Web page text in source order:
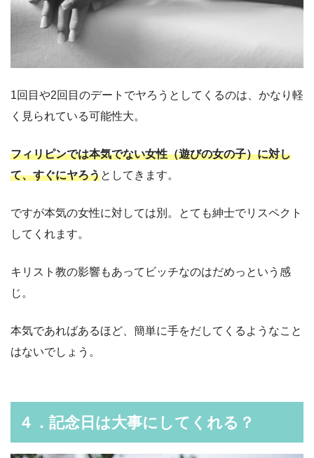
1回目や2回目のデートでヤろうとしてくるのは、かなり軽
く見られている可能性大。
フィリピンでは本気でない女性（遊びの女の子）に対し
て、すぐにヤろうとしてきます。
ですが本気の女性に対しては別。とても紳士でリスペクト
してくれます。
キリスト教の影響もあってビッチなのはだめっという感
じ。
本気であればあるほど、簡単に手をだしてくるようなこと
はないでしょう。
４．記念日は大事にしてくれる？